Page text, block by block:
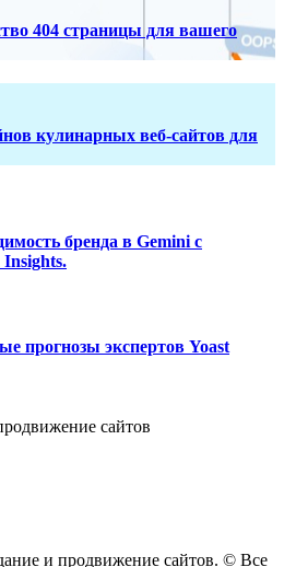
404 страницы для вашего
кулинарных веб-сайтов для
бренда в Gemini с
прогнозы экспертов Yoast
сайтов
и продвижение сайтов. © Все